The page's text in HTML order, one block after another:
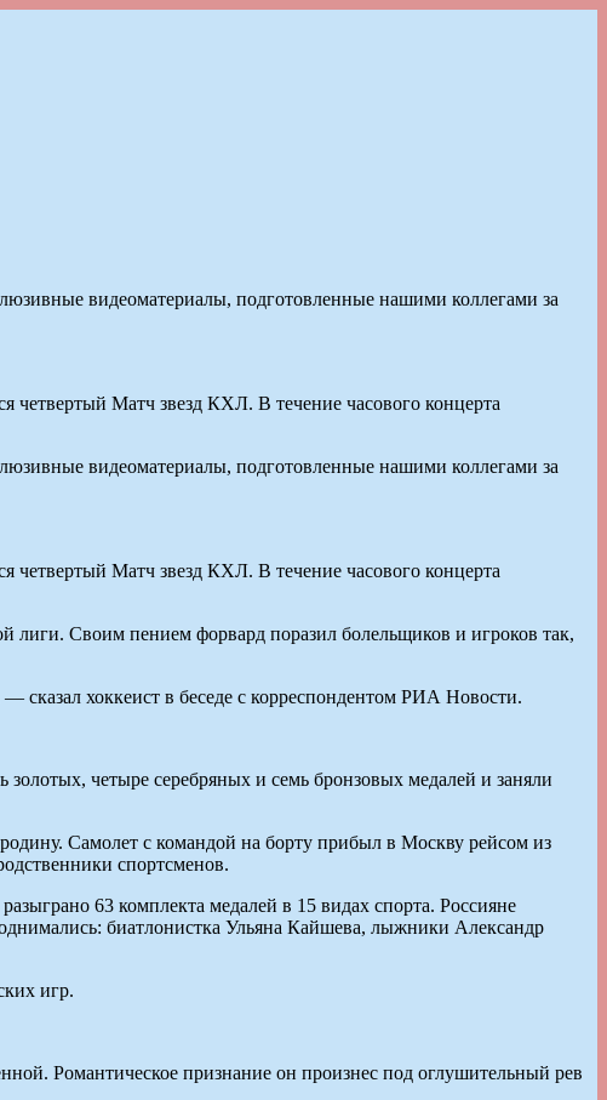
видеоматериалы, подготовленные нашими коллегами за
четвертый Матч звезд КХЛ. В течение часового концерта
видеоматериалы, подготовленные нашими коллегами за
четвертый Матч звезд КХЛ. В течение часового концерта
лиги. Своим пением форвард поразил болельщиков и игроков так,
сказал хоккеист в беседе с корреспондентом РИА Новости.
четыре серебряных и семь бронзовых медалей и заняли
Самолет с командой на борту прибыл в Москву рейсом из
спортсменов.
63 комплекта медалей в 15 видах спорта. Россияне
биатлонистка Ульяна Кайшева, лыжники Александр
игр.
Романтическое признание он произнес под оглушительный рев